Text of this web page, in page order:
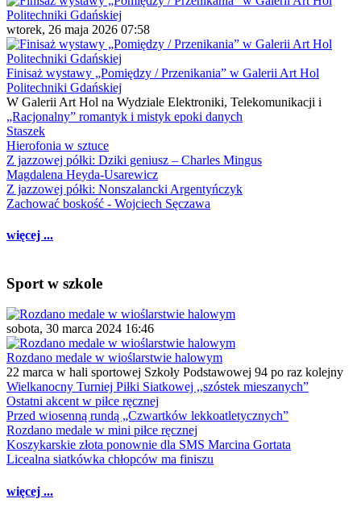
wtorek, 26 maja 2026 07:58
Finisaż wystawy „Pomiędzy / Przenikania” w Galerii Art Hol
Politechniki Gdańskiej
W Galerii Art Hol na Wydziale Elektroniki, Telekomunikacji i
„Racjonalny” romantyk i mistyk epoki danych
Staszek
Hierofonia w sztuce
Z jazzowej półki: Dziki geniusz – Charles Mingus
Magdalena Heyda-Usarewicz
Z jazzowej półki: Nonszalancki Argentyńczyk
Zachować boskość - Wojciech Sęczawa
więcej ...
Sport w szkole
sobota, 30 marca 2024 16:46
Rozdano medale w wioślarstwie halowym
22 marca w hali sportowej Szkoły Podstawowej 94 po raz kolejny
Wielkanocny Turniej Piłki Siatkowej ,,szóstek mieszanych”
Ostatni akcent w piłce ręcznej
Przed wiosenną rundą „Czwartków lekkoatletycznych”
Rozdano medale w mini piłce ręcznej
Koszykarskie złota ponownie dla SMS Marcina Gortata
Licealna siatkówka chłopców ma finiszu
więcej ...